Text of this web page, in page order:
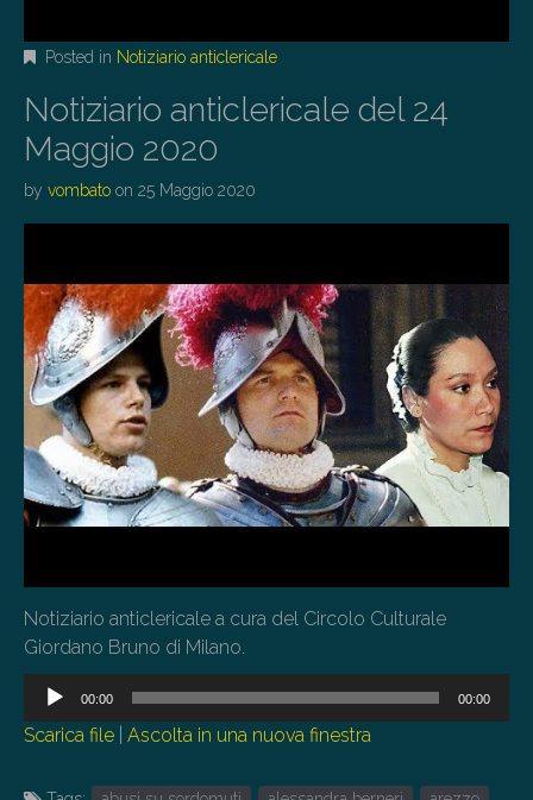
Posted in Notiziario anticlericale
Notiziario anticlericale del 24
Maggio 2020
by vombato on 25 Maggio 2020
Notiziario anticlericale a cura del Circolo Culturale
Giordano Bruno di Milano.
Audio
00:00 00:00
Scarica file Ascolta in una nuova finestra